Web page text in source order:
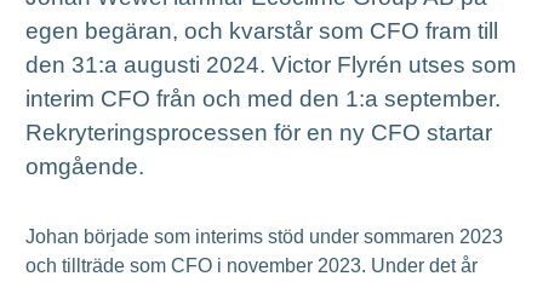
egen begäran, och kvarstår som CFO fram till
den 31:a augusti 2024. Victor Flyrén utses som
interim CFO från och med den 1:a september.
Rekryteringsprocessen för en ny CFO startar
omgående.
Johan började som interims stöd under sommaren 2023
och tillträde som CFO i november 2023. Under det år